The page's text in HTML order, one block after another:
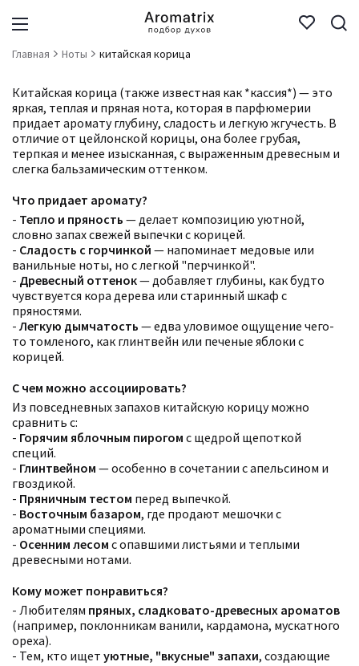
Главная Ноты китайская корица
Китайская корица (также известная как *кассия*) — это
яркая, теплая и пряная нота, которая в парфюмерии
придает аромату глубину, сладость и легкую жгучесть. В
отличие от цейлонской корицы, она более грубая,
терпкая и менее изысканная, с выраженным древесным и
слегка бальзамическим оттенком.
Что придает аромату?
- Тепло и пряность — делает композицию уютной,
словно запах свежей выпечки с корицей.
- Сладость с горчинкой — напоминает медовые или
ванильные ноты, но с легкой "перчинкой".
- Древесный оттенок— добавляет глубины, как будто
чувствуется кора дерева или старинный шкаф с
пряностями.
- Легкую дымчатость — едва уловимое ощущение чего-
то томленого, как глинтвейн или печеные яблоки с
корицей.
С чем можно ассоциировать?
Из повседневных запахов китайскую корицу можно
сравнить с:
- Горячим яблочным пирогом с щедрой щепоткой
специй.
- Глинтвейном — особенно в сочетании с апельсином и
гвоздикой.
- Пряничным тестом перед выпечкой.
- Восточным базаром, где продают мешочки с
ароматными специями.
- Осенним лесом с опавшими листьями и теплыми
древесными нотами.
Кому может понравиться?
- Любителям пряных, сладковато-древесных ароматов
(например, поклонникам ванили, кардамона, мускатного
ореха).
- Тем, кто ищет уютные, "вкусные" запахи, создающие